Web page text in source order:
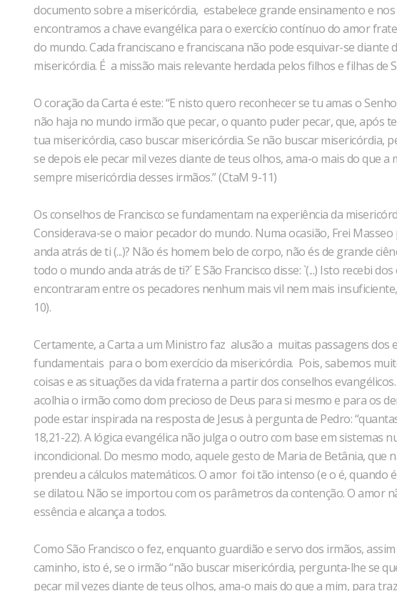
documento sobre a misericórdia, estabelece grande ensinamento e
encontramos a chave evangélica para o exercício contínuo do amor
do mundo. Cada franciscano e franciscana não pode esquivar-se diante
misericórdia. É a missão mais relevante herdada pelos filhos e filhas de
O coração da Carta é este: “E nisto quero reconhecer se tu amas o
não haja no mundo irmão que pecar, o quanto puder pecar, que, após
tua misericórdia, caso buscar misericórdia. Se não buscar misericórdia,
se depois ele pecar mil vezes diante de teus olhos, ama-o mais do que
sempre misericórdia desses irmãos.” (CtaM 9-11)
Os conselhos de Francisco se fundamentam na experiência da
Considerava-se o maior pecador do mundo. Numa ocasião, Frei
anda atrás de ti (...)? Não és homem belo de corpo, não és de grande
todo o mundo anda atrás de ti?´ E São Francisco disse: `(...) Isto recebi
encontraram entre os pecadores nenhum mais vil nem mais
10).
Certamente, a Carta a um Ministro faz alusão a muitas passagens dos
fundamentais para o bom exercício da misericórdia. Pois, sabemos
coisas e as situações da vida fraterna a partir dos conselhos
acolhia o irmão como dom precioso de Deus para si mesmo e para os
pode estar inspirada na resposta de Jesus à pergunta de Pedro:
18,21-22). A lógica evangélica não julga o outro com base em sistemas
incondicional. Do mesmo modo, aquele gesto de Maria de Betânia, que
prendeu a cálculos matemáticos. O amor foi tão intenso (e o é,
se dilatou. Não se importou com os parâmetros da contenção. O amor
essência e alcança a todos.
Como São Francisco o fez, enquanto guardião e servo dos irmãos,
caminho, isto é, se o irmão “não buscar misericórdia, pergunta-lhe se
pecar mil vezes diante de teus olhos, ama-o mais do que a mim, para